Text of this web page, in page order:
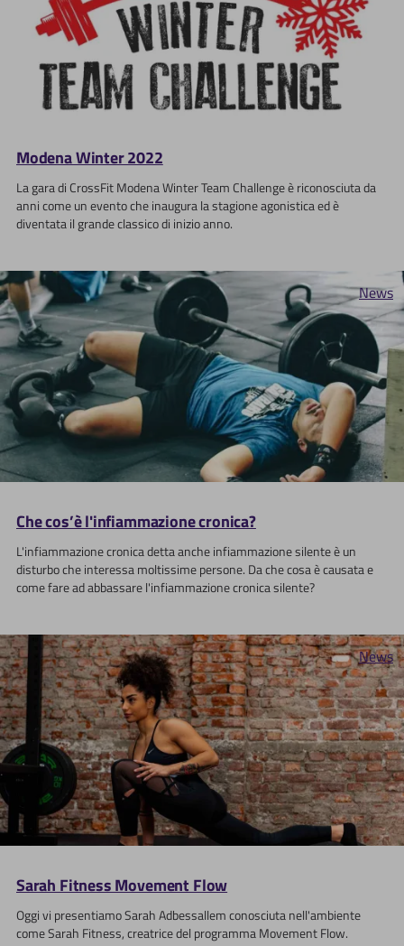
Modena Winter 2022
La gara di CrossFit Modena Winter Team Challenge è riconosciuta da
anni come un evento che inaugura la stagione agonistica ed è
diventata il grande classico di inizio anno.
News
Che cos’è l'infiammazione cronica?
L'infiammazione cronica detta anche infiammazione silente è un
disturbo che interessa moltissime persone. Da che cosa è causata e
come fare ad abbassare l'infiammazione cronica silente?
News
Sarah Fitness Movement Flow
Oggi vi presentiamo Sarah Adbessallem conosciuta nell'ambiente
come Sarah Fitness, creatrice del programma Movement Flow.